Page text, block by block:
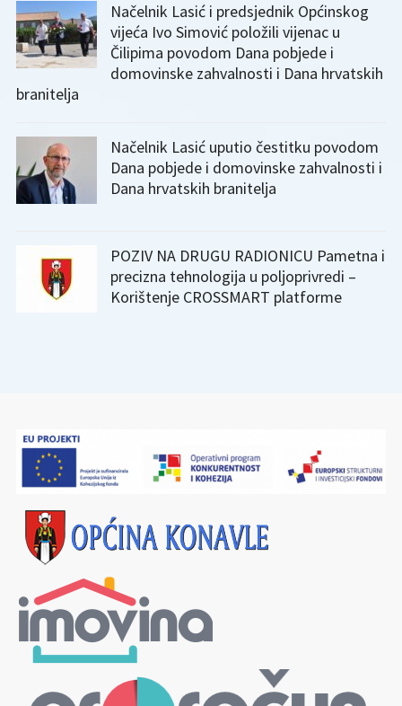
Načelnik Lasić i predsjednik Općinskog
vijeća Ivo Simović položili vijenac u
Čilipima povodom Dana pobjede i
domovinske zahvalnosti i Dana hrvatskih
branitelja
Načelnik Lasić uputio čestitku povodom
Dana pobjede i domovinske zahvalnosti i
Dana hrvatskih branitelja
POZIV NA DRUGU RADIONICU Pametna i
precizna tehnologija u poljoprivredi –
Korištenje CROSSMART platforme